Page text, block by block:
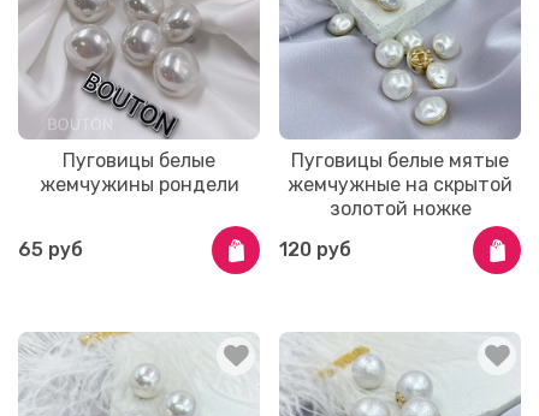
Пуговицы белые
жемчужины рондели
65 руб
Пуговицы белые мятые
жемчужные на скрытой
золотой ножке
120 руб